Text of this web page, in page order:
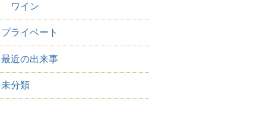
ワイン
プライベート
最近の出来事
未分類